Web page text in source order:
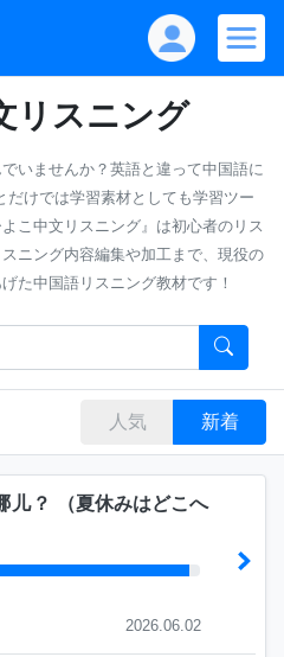
リスニング
いませんか？英語と違って中国語に
だけでは学習素材としても学習ツー
こ中文リスニング』は初心者のリス
ニング内容編集や加工まで、現役の
た中国語リスニング教材です！
人気 新着
儿？ （夏休みはどこへ
2026.06.02